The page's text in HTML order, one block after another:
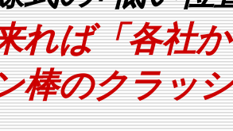
れば「各社
棒のクラッ